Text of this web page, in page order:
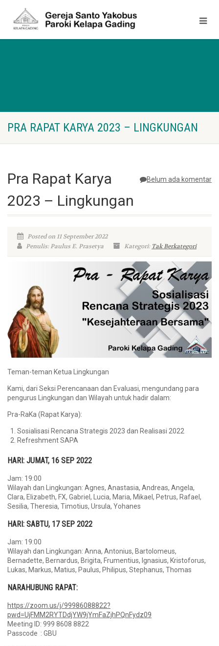
PRA RAPAT KARYA 2023 – LINGKUNGAN
Belum ada komentar
Pra Rapat Karya
2023 – Lingkungan
Posted on 11 September 2022
Penulis: Paulus E. Prasetya
Kategori: Tak Berkategori
Teman-teman Ketua Lingkungan
Kami, dari Seksi Perencanaan dan Evaluasi, mengundang para
pengurus Lingkungan dan Wilayah untuk hadir dalam:
Pra-RaKa (Rapat Karya):
Sosialisasi Rencana Strategis 2023 dan Realisasi 2022
Refreshment SAPA
HARI: JUMAT, 16 SEP 2022
Jam: 19:00
Wilayah dan Lingkungan: Agnes, Anastasia, Andreas, Angela,
Clara, Elizabeth, FX, Gabriel, Lucia, Maria, Mikael, Petrus, Rafael,
Sesilia, Theresia, Timotius, Ursula, Yohanes
HARI: SABTU, 17 SEP 2022
Jam: 19:00
Wilayah dan Lingkungan: Anna, Antonius, Bartolomeus,
Bernadette, Bernardus, Brigita, Frumentius, Ignasius, Kristoforus,
Lukas, Markus, Matius, Paulus, Philipus, Stephanus, Thomas
NARAHUBUNG RAPAT:
https://zoom.us/j/99986088822?
pwd=UjFMM2RYTDdjYW9jYmFaZjhPQnFydz09
Meeting ID: 999 8608 8822
Passcode : GBU